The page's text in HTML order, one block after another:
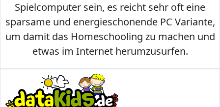
Spielcomputer sein, es reicht sehr oft eine
sparsame und energieschonende PC Variante,
um damit das Homeschooling zu machen und
etwas im Internet herumzusurfen.